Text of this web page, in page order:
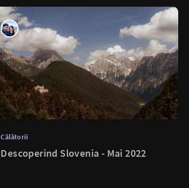
Călătorii
Descoperind Slovenia - Mai 2022